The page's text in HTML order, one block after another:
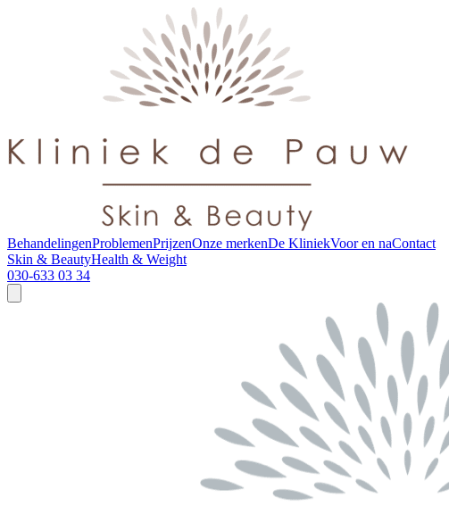
BehandelingenProblemenPrijzenOnze merkenDe KliniekVoor en naContact
Skin & BeautyHealth & Weight
030-633 03 34